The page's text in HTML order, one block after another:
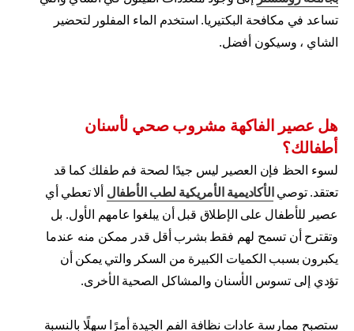
تساعد في مكافحة البكتيريا. استخدم الماء المفلور لتحضير
الشاي ، وسيكون أفضل.
هل عصير الفاكهة مشروب صحي لأسنان
أطفالك؟
لسوء الحظ فإن العصير ليس جيدًا لصحة فم طفلك كما قد
تعتقد. توصيالأكاديمية الأمريكية لطب الأطفال ألا تعطي أي
عصير للأطفال على الإطلاق قبل أن يبلغوا عامهم الأول. بل
وتقترح أن تسمح لهم فقط بشرب أقل قدر ممكن منه عندما
يكبرون بسبب الكميات الكبيرة من السكر والتي يمكن أن
تؤدي إلى تسوس الأسنان والمشاكل الصحية الأخرى.
ستصبح ممارسة عادات نظافة الفم الجيدة أمرًا سهلًا بالنسبة